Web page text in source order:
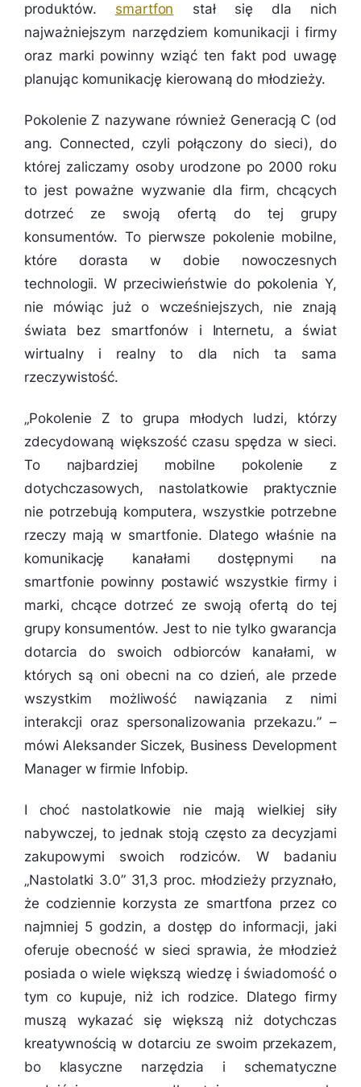
produktów. smartfon stał się dla nich
najważniejszym narzędziem komunikacji i firmy
oraz marki powinny wziąć ten fakt pod uwagę
planując komunikację kierowaną do młodzieży.
Pokolenie Z nazywane również Generacją C (od
ang. Connected, czyli połączony do sieci), do
której zaliczamy osoby urodzone po 2000 roku
to jest poważne wyzwanie dla firm, chcących
dotrzeć ze swoją ofertą do tej grupy
konsumentów. To pierwsze pokolenie mobilne,
które dorasta w dobie nowoczesnych
technologii. W przeciwieństwie do pokolenia Y,
nie mówiąc już o wcześniejszych, nie znają
świata bez smartfonów i Internetu, a świat
wirtualny i realny to dla nich ta sama
rzeczywistość.
„Pokolenie Z to grupa młodych ludzi, którzy
zdecydowaną większość czasu spędza w sieci.
To najbardziej mobilne pokolenie z
dotychczasowych, nastolatkowie praktycznie
nie potrzebują komputera, wszystkie potrzebne
rzeczy mają w smartfonie. Dlatego właśnie na
komunikację kanałami dostępnymi na
smartfonie powinny postawić wszystkie firmy i
marki, chcące dotrzeć ze swoją ofertą do tej
grupy konsumentów. Jest to nie tylko gwarancja
dotarcia do swoich odbiorców kanałami, w
których są oni obecni na co dzień, ale przede
wszystkim możliwość nawiązania z nimi
interakcji oraz spersonalizowania przekazu.” –
mówi Aleksander Siczek, Business Development
Manager w firmie Infobip.
I choć nastolatkowie nie mają wielkiej siły
nabywczej, to jednak stoją często za decyzjami
zakupowymi swoich rodziców. W badaniu
„Nastolatki 3.0” 31,3 proc. młodzieży przyznało,
że codziennie korzysta ze smartfona przez co
najmniej 5 godzin, a dostęp do informacji, jaki
oferuje obecność w sieci sprawia, że młodzież
posiada o wiele większą wiedzę i świadomość o
tym co kupuje, niż ich rodzice. Dlatego firmy
muszą wykazać się większą niż dotychczas
kreatywnością w dotarciu ze swoim przekazem,
bo klasyczne narzędzia i schematyczne